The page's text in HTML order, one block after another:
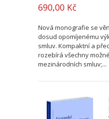
690,00 Kč
Nová monografie se
dosud opomíjenému
smluv. Kompaktní a
rozebírá všechny
mezinárodních smluv;...